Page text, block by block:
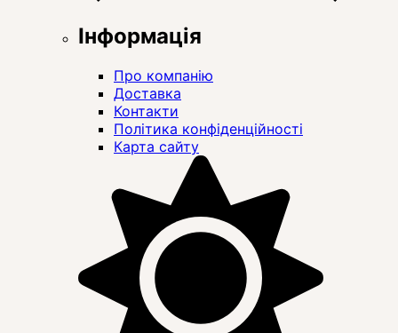
Інформація
Про компанію
Доставка
Контакти
Політика конфіденційності
Карта сайту